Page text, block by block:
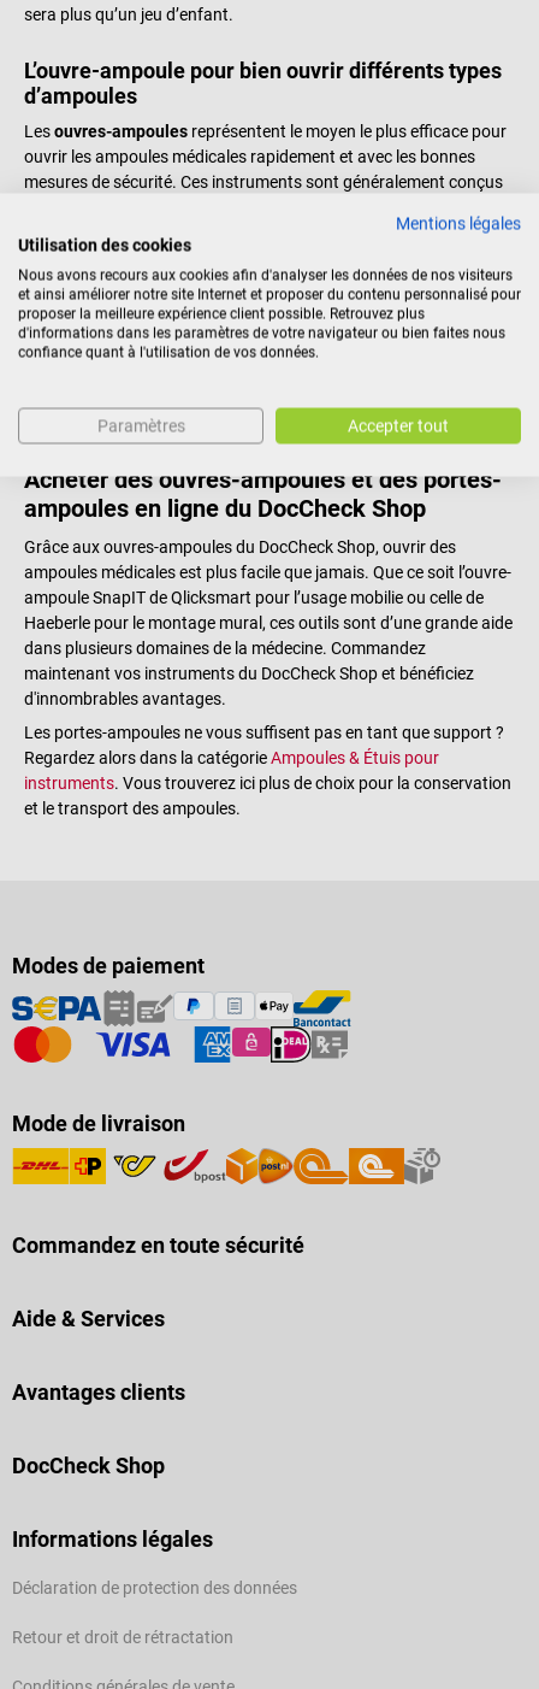
sera plus qu’un jeu d’enfant.
L’ouvre-ampoule pour bien ouvrir différents types
d’ampoules
Lesouvres-ampoules représentent le moyen le plus efficace pour
ouvrir les ampoules médicales rapidement et avec les bonnes
mesures de sécurité. Ces instruments sont généralement conçus
. De cette façon,
vous pouvez non seulement ouvrir toutes les ampoules de 1 à 15
ml en un tour de main, mais vous minimisez aussi les risques de
blessures et de contamination. Choisir entre le modèle mural ou
celui de poche n’est qu’une question de préférence.
ampoules prennent encore moins d’espace, elles sont plus faciles
à transporter et sont prêt à l’emploie partout.
Acheter des ouvres-ampoules et des portes-
ampoules en ligne du DocCheck Shop
Grâce aux ouvres-ampoules du DocCheck Shop, ouvrir des
ampoules médicales est plus facile que jamais. Que ce soit l’ouvre-
ampoule SnapIT de Qlicksmart pour l’usage mobilie ou celle de
Haeberle pour le montage mural, ces outils sont d’une grande aide
dans plusieurs domaines de la médecine. Commandez
maintenant vos instruments du DocCheck Shop et bénéficiez
d'innombrables avantages.
Les portes-ampoules ne vous suffisent pas en tant que support ?
Regardez alors dans la catégorieAmpoules & Étuis pour
instruments. Vous trouverez ici plus de choix pour la conservation
et le transport des ampoules.
Modes de paiement
Mode de livraison
Commandez en toute sécurité
Aide & Services
Avantages clients
DocCheck Shop
Informations légales
Déclaration de protection des données
Retour et droit de rétractation
Mentions légales
Utilisation des cookies
Nous avons recours aux cookies afin d'analyser les données de nos visiteurs
et ainsi améliorer notre site Internet et proposer du contenu personnalisé pour
proposer la meilleure expérience client possible. Retrouvez plus
d'informations dans les paramètres de votre navigateur ou bien faites nous
confiance quant à l'utilisation de vos données.
Paramètres Accepter tout